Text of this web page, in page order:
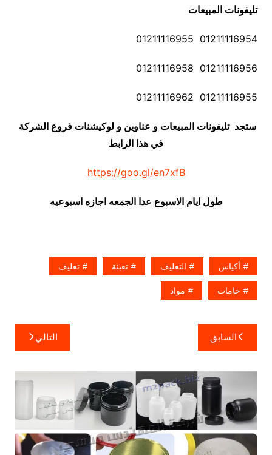
تليفونات المبيعات
01211116954 01211116955
01211116956 01211116958
01211116955 01211116962
ستجد تليفونات المبيعات و عناوين و لوكيشنات فروع الشركة
في هذا الرابط
https://goo.gl/en7xfB
طول ايام الاسبوع عدا الجمعه اجازه اسبوعيه
أكياس التغليف تعبئة تغليف
خامات مواد
تصفّح
المقالات
السابق التالي